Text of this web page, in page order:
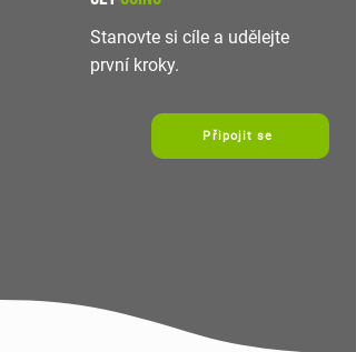
Stanovte si cíle a udělejte
první kroky.
Připojit se